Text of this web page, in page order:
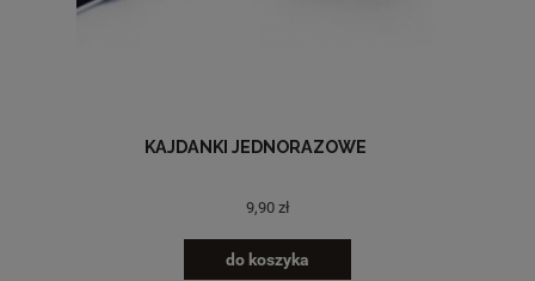
KAJDANKI JEDNORAZOWE
9,90 zł
do koszyka